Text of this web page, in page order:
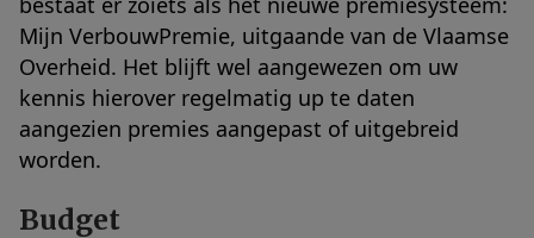
Mijn VerbouwPremie, uitgaande van de Vlaamse
Overheid. Het blijft wel aangewezen om uw
kennis hierover regelmatig up te daten
aangezien premies aangepast of uitgebreid
worden.
Budget